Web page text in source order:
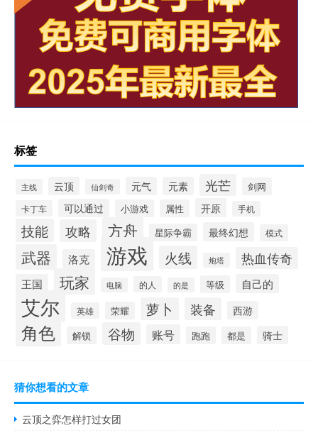
标签
主线 云顶 仙剑奇 元气 元素 光芒 剑网
卡丁车 可以通过 小游戏 属性 开原 手机
技能 攻略 方舟 星际争霸 最终幻想 模式
武器 洛克 游戏 火线 炮塔 热血传奇
王国 玩家 电脑 的人 的是 等级 自己的
艾尔 英雄 荣耀 萝卜 装备 西游
角色 解锁 谷物 账号 跑跑 都是 骑士
猜你想看的文章
云顶之弈怎样打过女团